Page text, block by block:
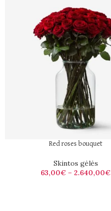
Red roses bouquet
Skintos gėlės
63,00€ – 2.640,00€